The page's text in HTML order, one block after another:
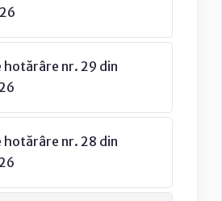
hotărâre nr. 29 din
hotărâre nr. 28 din